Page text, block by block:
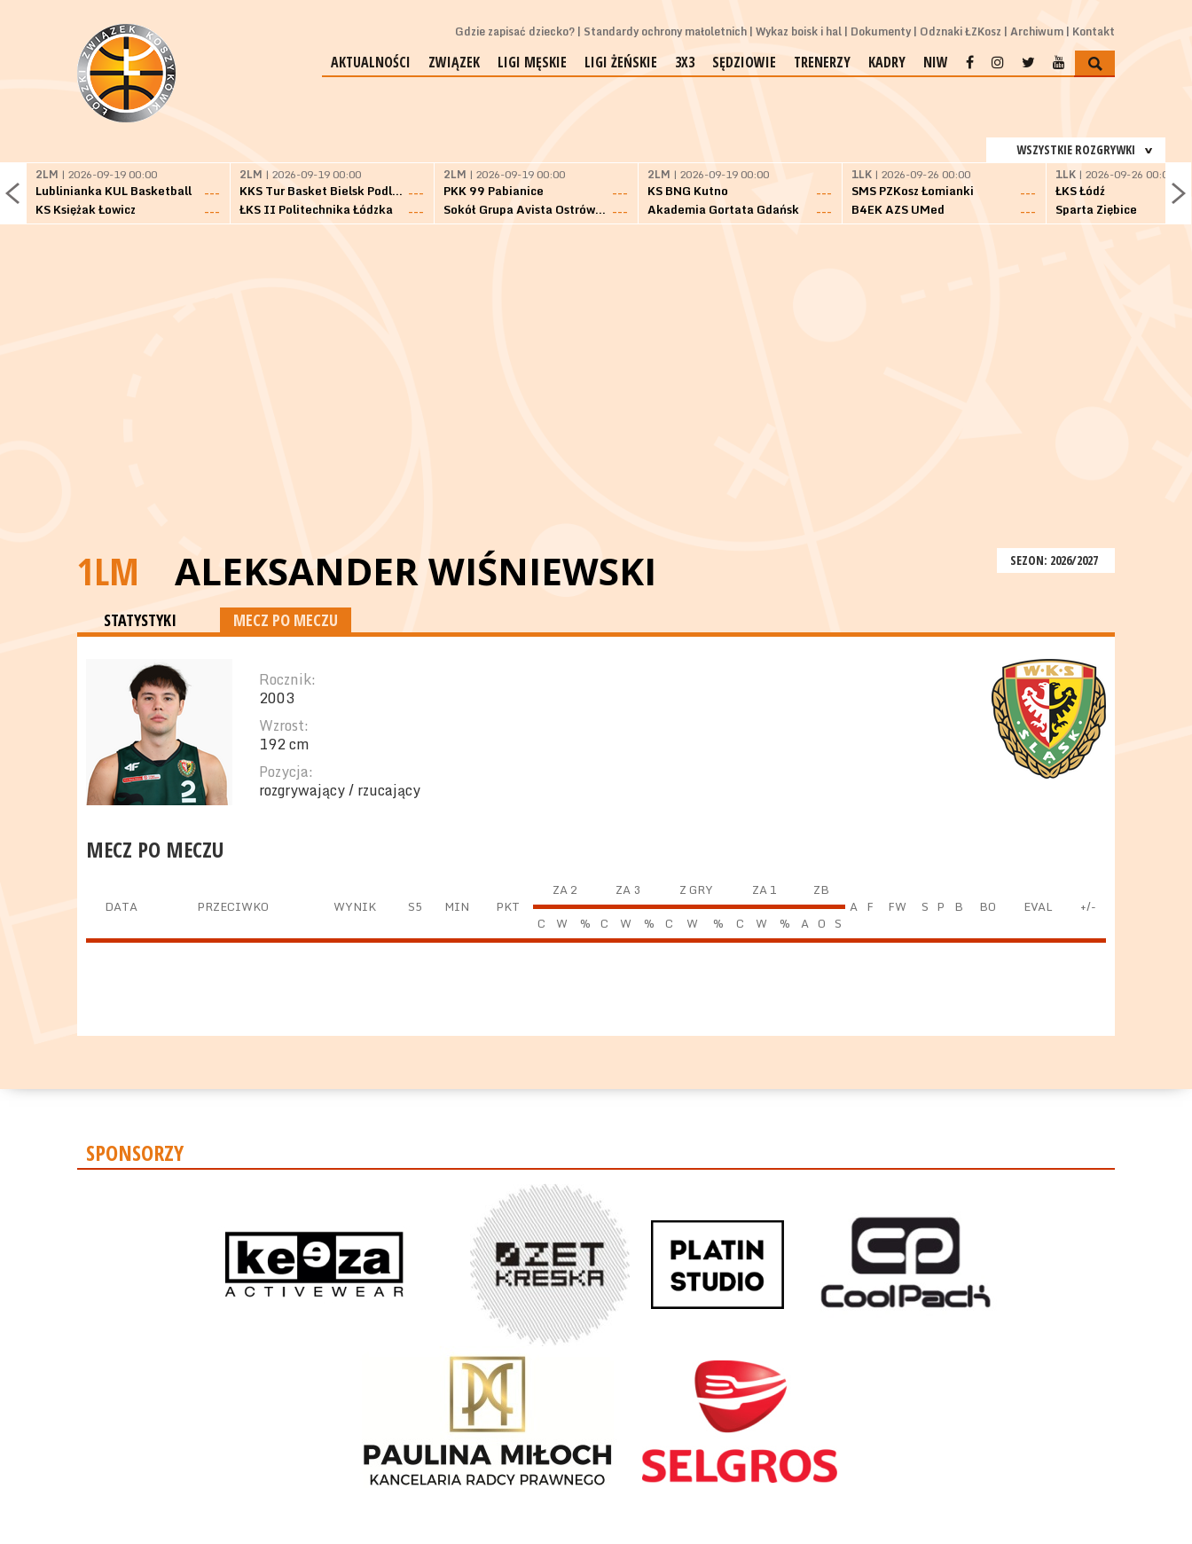
Gdzie zapisać dziecko? Standardy ochrony małoletnich Wykaz boisk i hal Dokumenty Odznaki ŁZKosz Archiwum Kontakt
AKTUALNOŚCI ZWIĄZEK LIGI MĘSKIE LIGI ŻEŃSKIE 3X3 SĘDZIOWIE TRENERZY KADRY NIW
WSZYSTKIE ROZGRYWKI
2LM | 2026-09-19 00:00
Lublinianka KUL Basketball
---
KS Księżak Łowicz
---
2LM | 2026-09-19 00:00
KKS Tur Basket Bielsk Podlaski ---
ŁKS II Politechnika Łódzka
---
2LM | 2026-09-19 00:00
PKK 99 Pabianice
---
Sokół Grupa Avista Ostrów Maz. ---
2LM | 2026-09-19 00:00
KS BNG Kutno
---
Akademia Gortata Gdańsk
---
1LK | 2026-09-26 00:00
SMS PZKosz Łomianki
---
B4EK AZS UMed
---
1LK | 2026-09-26 00:00
ŁKS Łódź
Sparta Ziębice
SEZON: 2026/2027
1LM ALEKSANDER WIŚNIEWSKI
STATYSTYKI MECZ PO MECZU
Rocznik:
2003
Wzrost:
192 cm
Pozycja:
rozgrywający / rzucający
MECZ PO MECZU
DATA PRZECIWKO WYNIK S5 MIN PKT
ZA 2 ZA 3 Z GRY ZA 1
ZB
A F FW S P B BO EVAL
+/-
C
W % C W % C W % C W % A O S
SPONSORZY